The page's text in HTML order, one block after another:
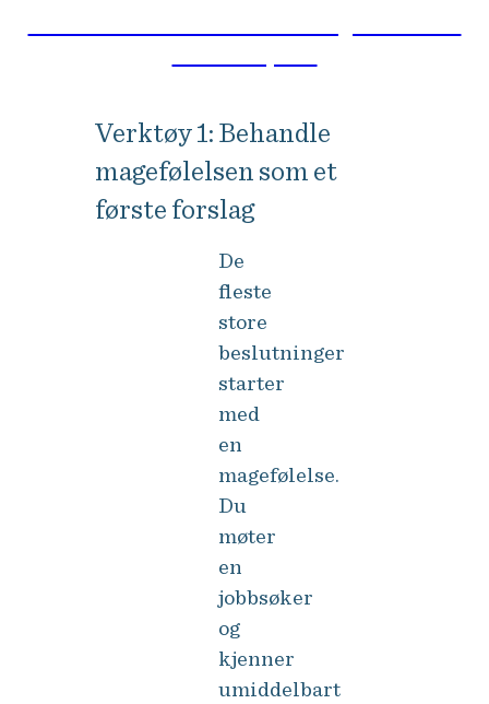
Verktøy 1: Behandle
magefølelsen som et
første forslag
De
fleste
store
beslutninger
starter
med
en
magefølelse.
Du
møter
en
jobbsøker
og
kjenner
umiddelbart